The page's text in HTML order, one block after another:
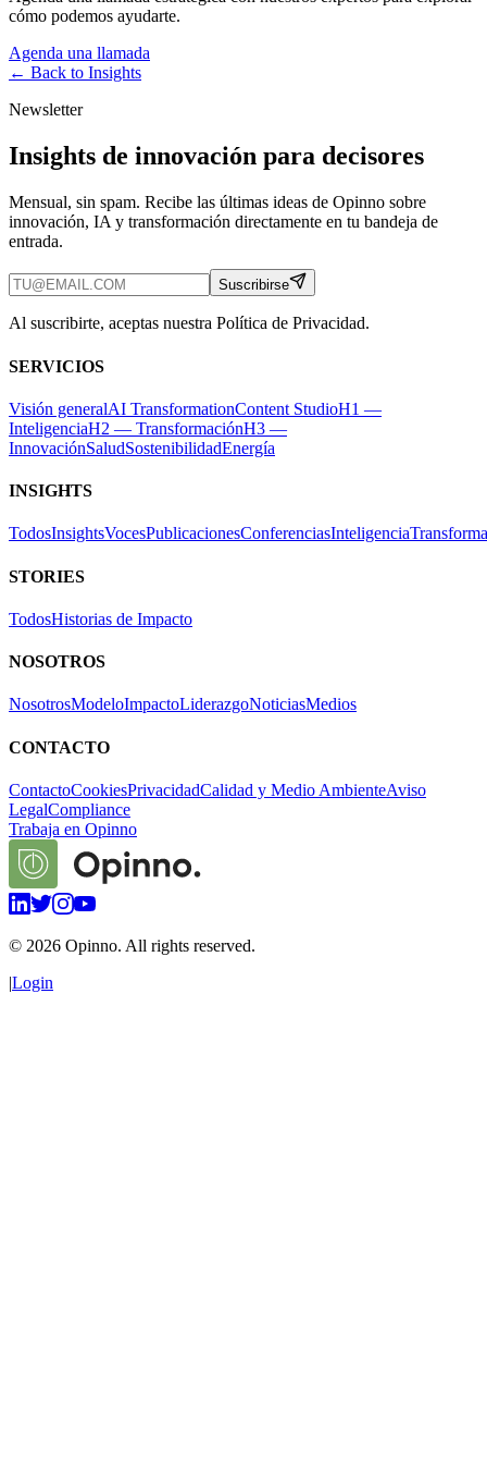
cómo podemos ayudarte.
Agenda una llamada
← Back to Insights
Newsletter
Insights de innovación para decisores
Mensual, sin spam. Recibe las últimas ideas de Opinno sobre
innovación, IA y transformación directamente en tu bandeja de
entrada.
Suscribirse
Al suscribirte, aceptas nuestra Política de Privacidad.
SERVICIOS
Visión generalAI TransformationContent StudioH1 —
InteligenciaH2 — TransformaciónH3 —
InnovaciónSaludSostenibilidadEnergía
INSIGHTS
TodosInsightsVocesPublicacionesConferenciasInteligencia
STORIES
TodosHistorias de Impacto
NOSOTROS
NosotrosModeloImpactoLiderazgoNoticiasMedios
CONTACTO
ContactoCookiesPrivacidadCalidad y Medio AmbienteAviso
LegalCompliance
Trabaja en Opinno
© 2026 Opinno. All rights reserved.
|Login